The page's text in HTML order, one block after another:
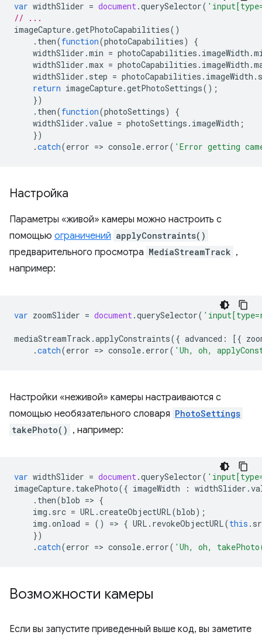
var widthSlider = document.querySelector(
// ...
imageCapture.getPhotoCapabilities()
. then(function(photoCapabilities)
{
widthSlider .min = photoCapabilities . imageWidth .
widthSlider .max = photoCapabilities . imageWidth .
widthSlider . step = photoCapabilities . imageWidth .
return imageCapture.getPhotoSettings();
})
. then(function(photoSettings)
{
widthSlider .value = photoSettings . imageWidth ;
})
.catch(error => console. error( 'Error getting
Настройка
Параметры «живой» камеры можно настроить с
помощью ограничений applyConstraints()
предварительного просмотра MediaStreamTrack ,
например:
var zoomSlider = document.querySelector(
mediaStreamTrack .applyConstraints({ advanced : [{
.catch(error => console. error( 'Uh, oh,
Настройки «неживой» камеры настраиваются с
помощью необязательного словаря PhotoSettings
takePhoto() , например:
var widthSlider = document.querySelector(
imageCapture. takePhoto({ imageWidth : widthSlider .
. then(blob => {
img . src = URL .createObjectURL(blob);
img .onload = () => { URL . revokeObjectURL(this .
})
.catch(error => console. error( 'Uh, oh,
Возможности камеры
Если вы запустите приведенный выше код, вы заметите